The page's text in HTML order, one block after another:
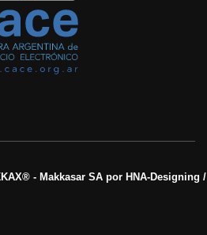
- Makkasar SA por HNA-Designing /